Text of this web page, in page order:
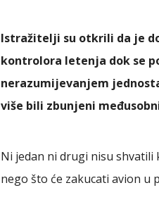
Istražitelji su otkrili da je
kontrolora letenja dok se
nerazumijevanjem
više bili zbunjeni
Ni jedan ni drugi nisu
nego što će zakucati avion u